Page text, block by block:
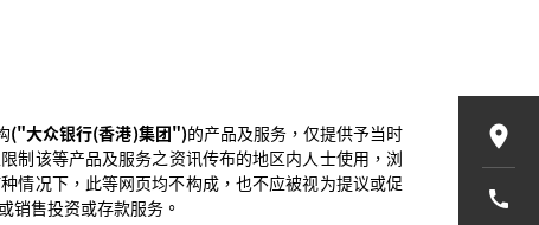
("大众银行(香港)集团")的产品及服务，仅提供予当时
制该等产品及服务之资讯传布的地区内人士使用，浏
情况下，此等网页均不构成，也不应被视为提议或促
销售投资或存款服务。